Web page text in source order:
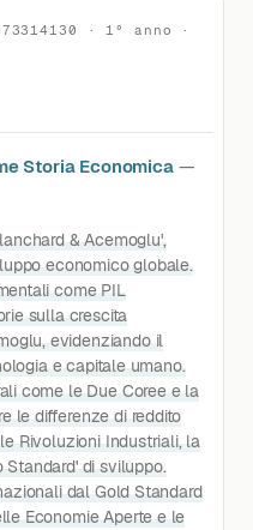
· 1° anno ·
Storia Economica —
& Acemoglu',
economico globale.
come PIL
sulla crescita
evidenziando il
e capitale umano.
come le Due Coree e la
le differenze di reddito
Rivoluzioni Industriali, la
di sviluppo.
dal Gold Standard
Economie Aperte e le